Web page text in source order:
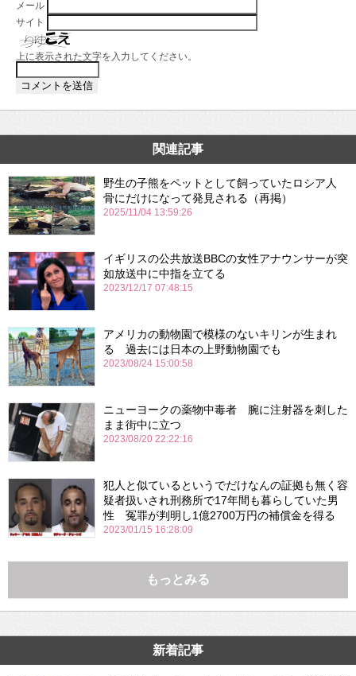
メール
サイト
上に表示された文字を入力してください。
関連記事
野生の子熊をペットとして飼っていたロシア人
骨にだけになって発見される（再掲）
2025/11/04 13:59:26
イギリスの公共放送BBCの女性アナウンサーが突
如放送中に中指を立てる
2023/12/17 07:48:15
アメリカの動物園で模様のないキリンが生まれ
る 過去には日本の上野動物園でも
2023/08/24 15:00:58
ニューヨークの薬物中毒者 腕に注射器を刺した
まま街中に立つ
2023/08/20 22:22:16
犯人と似ているというでだけなんの証拠も無く容
疑者扱いされ刑務所で17年間も暮らしていた男
性 冤罪が判明し1億2700万円の補償金を得る
2023/01/15 16:28:09
もっとみる
新着記事